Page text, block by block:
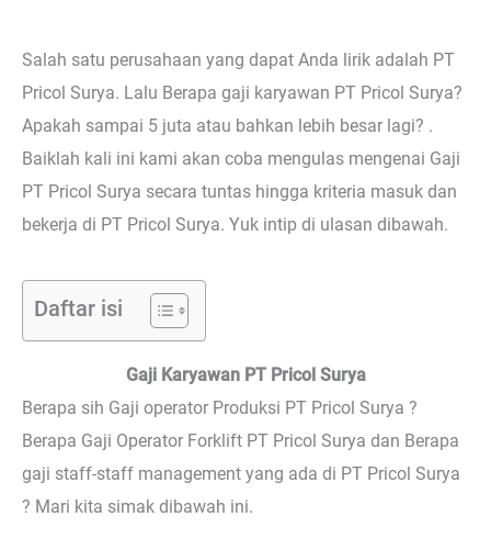
Salah satu perusahaan yang dapat Anda lirik adalah PT
Pricol Surya. Lalu Berapa gaji karyawan PT Pricol Surya?
Apakah sampai 5 juta atau bahkan lebih besar lagi? .
Baiklah kali ini kami akan coba mengulas mengenai Gaji
PT Pricol Surya secara tuntas hingga kriteria masuk dan
bekerja di PT Pricol Surya. Yuk intip di ulasan dibawah.
Daftar isi
Gaji Karyawan PT Pricol Surya
Berapa sih Gaji operator Produksi PT Pricol Surya ?
Berapa Gaji Operator Forklift PT Pricol Surya dan Berapa
gaji staff-staff management yang ada di PT Pricol Surya
? Mari kita simak dibawah ini.